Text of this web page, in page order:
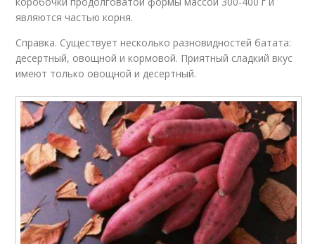
Блюда из батата
Батат с зеленым
Жареный батат Батат со специями
являются частью корня.
Справка. Существует несколько разновидностей батата:
десертный, овощной и кормовой. Приятный сладкий вкус
имеют только овощной и десертный.